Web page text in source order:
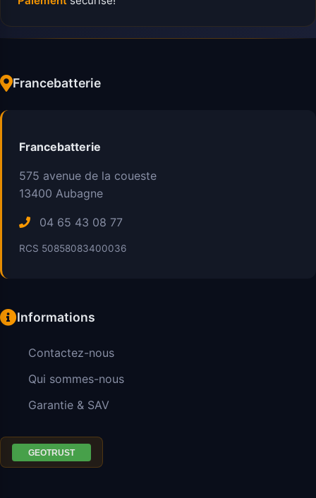
Francebatterie
Francebatterie
575 avenue de la coueste
13400 Aubagne
04 65 43 08 77
RCS 50858083400036
Informations
Contactez-nous
Qui sommes-nous
Garantie & SAV